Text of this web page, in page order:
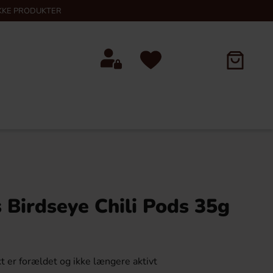
PRODUKTER
Chili Pods 35g
er forældet og ikke længere aktivt